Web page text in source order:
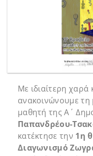
Με ιδιαίτερη χαρά
ανακοινώνουμε τη
μαθητή της Α΄
Παπανδρέου-
κατέκτησε την 1η
Διαγωνισμό